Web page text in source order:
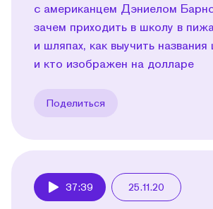
с американцем Дэниелом
зачем приходить в школу в
и шляпах, как выучить
и кто изображен на долларе
Поделиться
37:39 25.11.20